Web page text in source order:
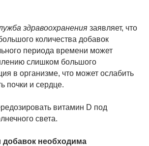
здравоохранения заявляет, что
количества добавок
периода времени может
слишком большого
в организме, что может ослабить
почки и сердце.
витамин D под
света.
необходима